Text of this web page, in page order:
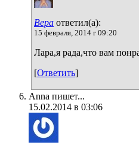
Вера ответил(а):
15 февраля, 2014 г 09:20
Лара,я рада,что вам
[Ответить]
Anna пишет...
15.02.2014 в 03:06